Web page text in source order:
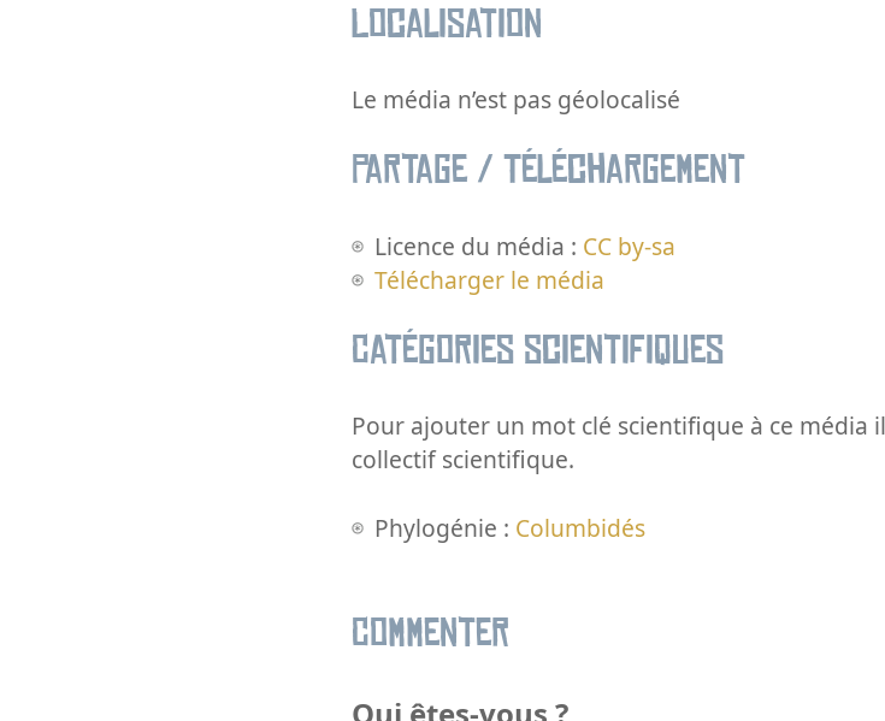
Localisation
Le média n’est pas géolocalisé
Partage / Téléchargement
Licence du média : CC by-sa
Télécharger le média
Catégories scientifiques
Pour ajouter un mot clé scientifique à ce
collectif scientifique.
Phylogénie : Columbidés
Commenter